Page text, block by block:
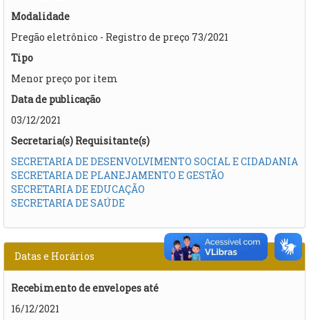
Modalidade
Pregão eletrônico - Registro de preço 73/2021
Tipo
Menor preço por item
Data de publicação
03/12/2021
Secretaria(s) Requisitante(s)
SECRETARIA DE DESENVOLVIMENTO SOCIAL E CIDADANIA
SECRETARIA DE PLANEJAMENTO E GESTÃO
SECRETARIA DE EDUCAÇÃO
SECRETARIA DE SAÚDE
Datas e Horários
Recebimento de envelopes até
16/12/2021